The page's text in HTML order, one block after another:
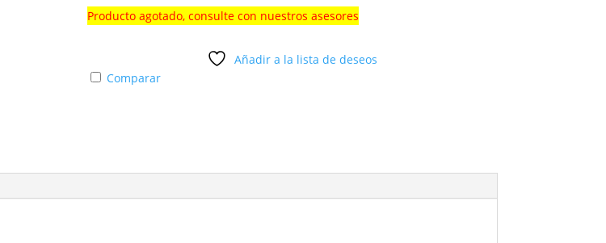
Producto agotado, consulte con nuestros asesores
Añadir a la lista de deseos
Comparar